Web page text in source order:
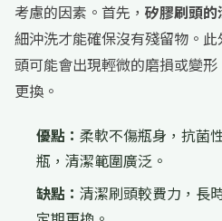
考慮的因素。首先， 矽膠刷頭
細沖洗才能確保沒有殘留物。
頭可能會出現輕微的磨損或變
更換。
優點： 柔軟不傷瓶身，抗菌
瓶，清潔範圍廣泛。
缺點： 清潔刷頭較費力，長